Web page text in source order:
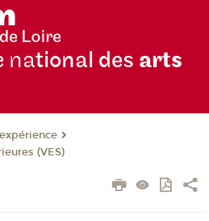
national des arts
(VES)